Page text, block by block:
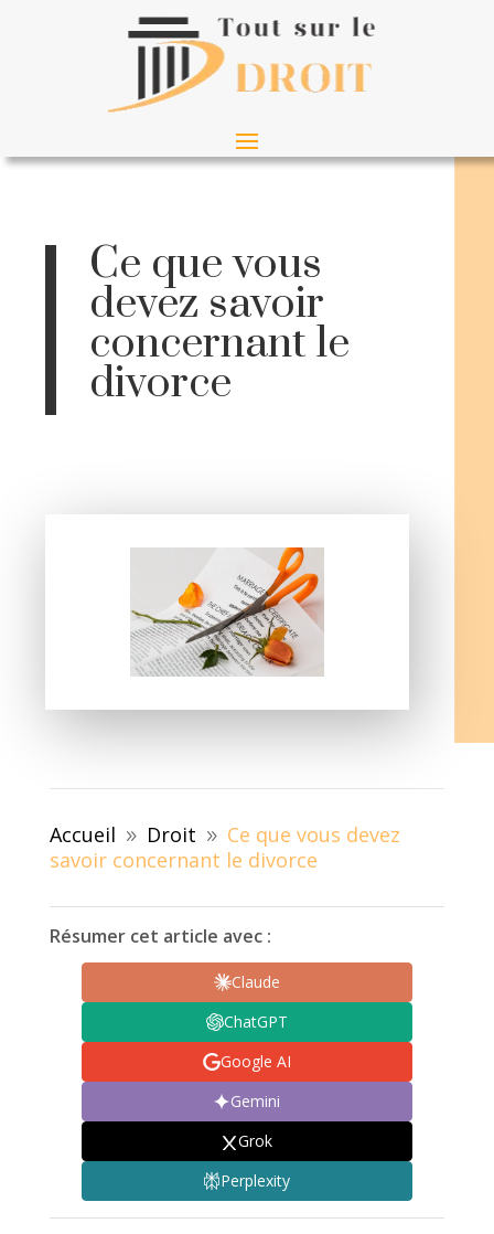
Ce que vous
devez savoir
concernant le
divorce
Accueil 9 Droit 9 Ce que vous devez
savoir concernant le divorce
Résumer cet article avec :
Claude
ChatGPT
Google AI
Gemini
Grok
Perplexity